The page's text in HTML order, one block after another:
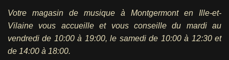
Votre magasin de musique à Montgermont en Ille-et-
Vilaine vous accueille et vous conseille du mardi au
vendredi de 10:00 à 19:00, le samedi de 10:00 à 12:30 et
de 14:00 à 18:00.